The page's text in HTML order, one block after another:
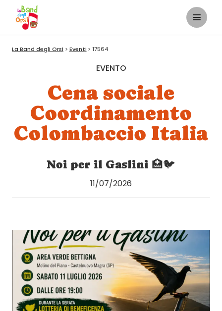
La Band degli Orsi Eventi 17564
EVENTO
Cena sociale
Coordinamento
Colombaccio Italia
Noi per il Gaslini 🏥🐦
11/07/2026